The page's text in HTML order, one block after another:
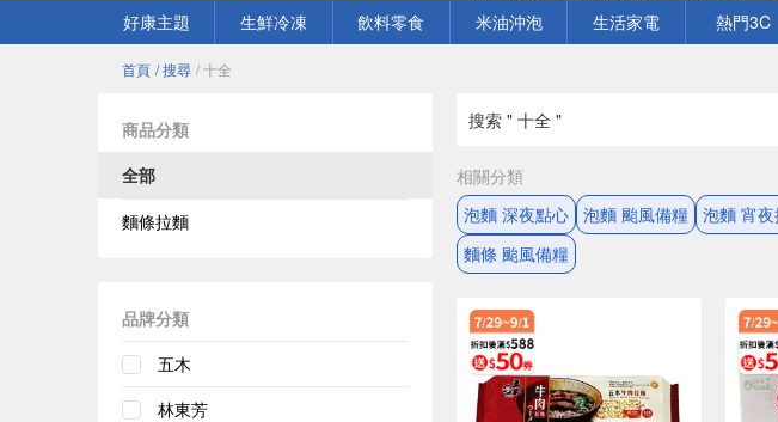
好康主題
生鮮冷凍 飲料零食 米油沖泡 生活家電 熱門3C
首頁 / 搜尋 / 十全
商品分類
全部
麵條拉麵
品牌分類
五木
林東芳
搜索 " 十全 "
相關分類
泡麵 深夜點心 泡麵 颱風備糧 泡麵 宵
麵條 颱風備糧